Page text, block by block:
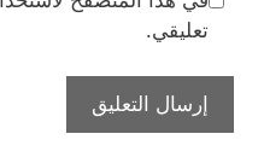
تعليقي.